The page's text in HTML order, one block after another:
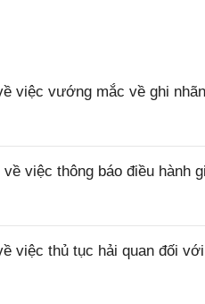
việc vướng mắc về ghi
việc thông báo điều hành
việc thủ tục hải quan đối